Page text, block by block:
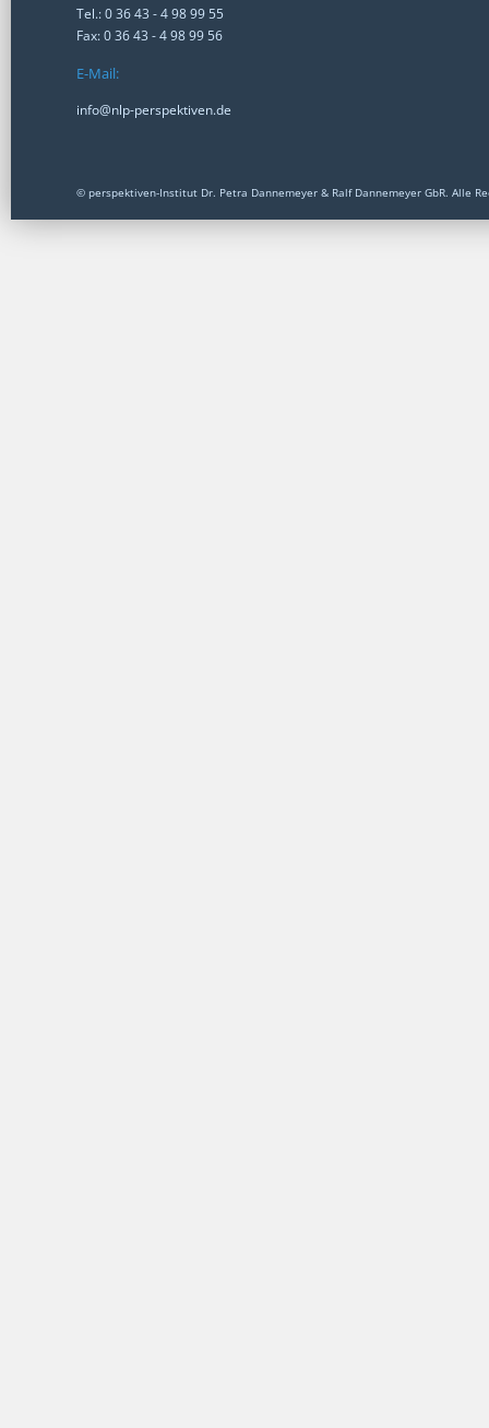
Tel.: 0 36 43 - 4 98 99 55
Fax: 0 36 43 - 4 98 99 56
E-Mail:
info@nlp-perspektiven.de
© perspektiven-Institut Dr. Petra Dannemeyer & Ralf Dannemeyer GbR. Alle